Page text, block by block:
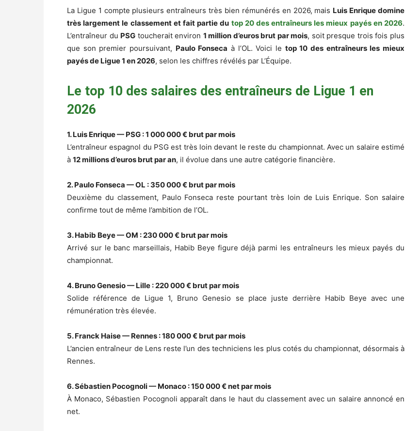
La Ligue 1 compte plusieurs entraîneurs très bien rémunérés en 2026, mais Luis Enrique domine
très largement le classement et fait partie du top 20 des entraîneurs les mieux payés en 2026.
L’entraîneur du PSG toucherait environ 1 million d’euros brut par mois, soit presque trois fois plus
que son premier poursuivant, Paulo Fonseca à l’OL. Voici le top 10 des entraîneurs les mieux
payés de Ligue 1 en 2026, selon les chiffres révélés par L’Équipe.
Le top 10 des salaires des entraîneurs de Ligue 1 en
2026
1. Luis Enrique — PSG : 1 000 000 € brut par mois
L’entraîneur espagnol du PSG est très loin devant le reste du championnat. Avec un salaire estimé
à 12 millions d’euros brut par an, il évolue dans une autre catégorie financière.
2. Paulo Fonseca — OL : 350 000 € brut par mois
Deuxième du classement, Paulo Fonseca reste pourtant très loin de Luis Enrique. Son salaire
confirme tout de même l’ambition de l’OL.
3. Habib Beye — OM : 230 000 € brut par mois
Arrivé sur le banc marseillais, Habib Beye figure déjà parmi les entraîneurs les mieux payés du
championnat.
4. Bruno Genesio — Lille : 220 000 € brut par mois
Solide référence de Ligue 1, Bruno Genesio se place juste derrière Habib Beye avec une
rémunération très élevée.
5. Franck Haise — Rennes : 180 000 € brut par mois
L’ancien entraîneur de Lens reste l’un des techniciens les plus cotés du championnat, désormais à
Rennes.
6. Sébastien Pocognoli — Monaco : 150 000 € net par mois
À Monaco, Sébastien Pocognoli apparaît dans le haut du classement avec un salaire annoncé en
net.